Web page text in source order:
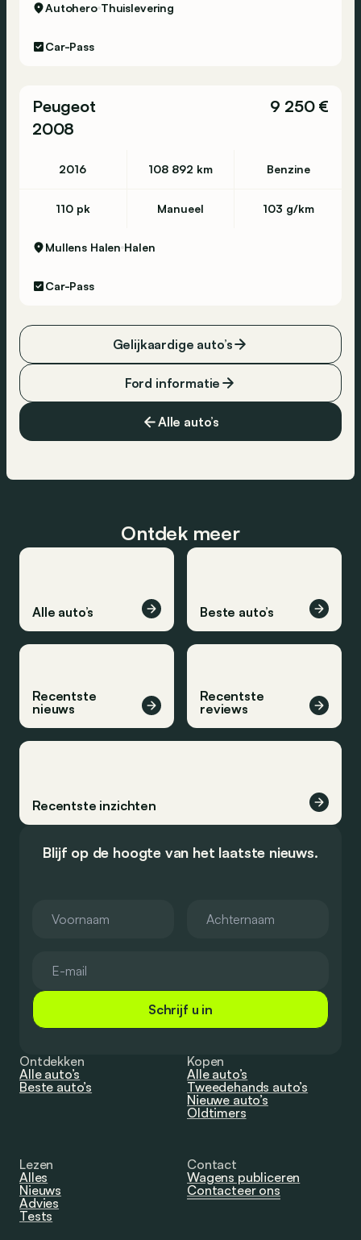
Autohero Thuislevering
Car-Pass
Peugeot
2008
9 250 €
2016 108 892 km Benzine
110 pk Manueel 103 g/km
Mullens Halen Halen
Car-Pass
Alle auto’s
Ford informatie
Gelijkaardige auto’s
Ontdek meer
Alle auto’s Beste auto’s
Recentste
nieuws
Recentste
reviews
Recentste inzichten
Blijf op de hoogte van het laatste nieuws.
Schrijf u in
Ontdekken
Alle auto’s
Beste auto’s
Kopen
Alle auto’s
Tweedehands auto’s
Nieuwe auto’s
Oldtimers
Lezen
Alles
Nieuws
Advies
Tests
Contact
Wagens publiceren
Contacteer ons